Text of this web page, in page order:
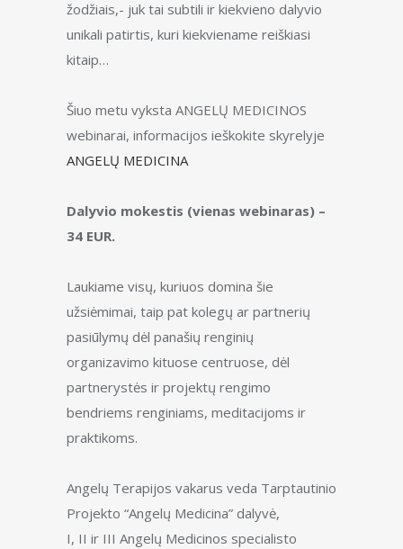
žodžiais,- juk tai subtili ir kiekvieno dalyvio
unikali patirtis, kuri kiekviename reiškiasi
kitaip…
Šiuo metu vyksta ANGELŲ MEDICINOS
webinarai, informacijos ieškokite skyrelyje
ANGELŲ MEDICINA
Dalyvio mokestis (vienas webinaras) –
34 EUR.
Laukiame visų, kuriuos domina šie
užsiėmimai, taip pat kolegų ar partnerių
pasiūlymų dėl panašių renginių
organizavimo kituose centruose, dėl
partnerystės ir projektų rengimo
bendriems renginiams, meditacijoms ir
praktikoms.
Angelų Terapijos vakarus veda Tarptautinio
Projekto “Angelų Medicina” dalyvė,
I, II ir III Angelų Medicinos specialisto